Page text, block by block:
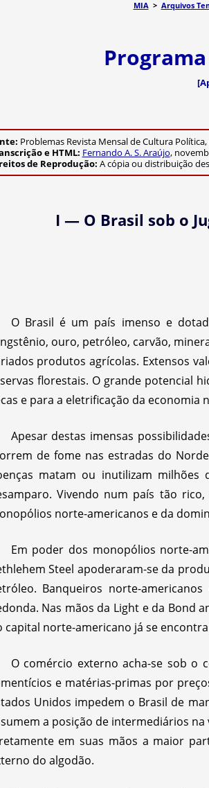
MIA> Arquivos
Problemas Revista Mensal de Cultura
e HTML: Fernando A. S. Araújo,
de Reprodução: A cópia ou distribuição
I — O Brasil sob o
O Brasil é um país imenso e
ouro, petróleo, carvão,
produtos agrícolas. Extensos
florestais. O grande potencial
e para a eletrificação da economia
Apesar destas imensas
de fome nas estradas do
matam ou inutilizam
Vivendo num país tão
norte-americanos e da
Em poder dos monopólios norte-
Steel apoderaram-se da
Banqueiros norte-
Nas mãos da Light e da Bond
capital norte-americano já se
O comércio externo acha-se sob o
e matérias-primas por
Unidos impedem o Brasil de
a posição de intermediários
em suas mãos a maior
do algodão.